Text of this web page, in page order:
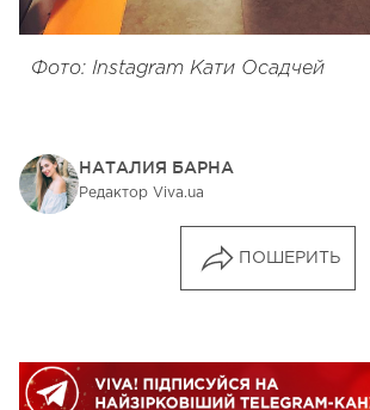
Фото: Instagram Кати Осадчей
НАТАЛИЯ БАРНА
Редактор Viva.ua
ПОШЕРИТЬ